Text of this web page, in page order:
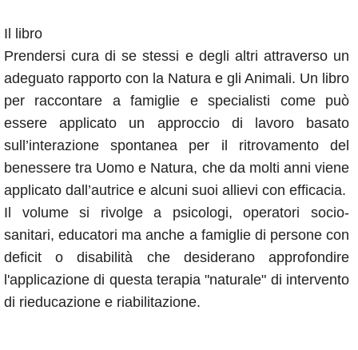
Il libro
Prendersi cura di se stessi e degli altri attraverso un
adeguato rapporto con la Natura e gli Animali. Un libro
per raccontare a famiglie e specialisti come può
essere applicato un approccio di lavoro basato
sull’interazione spontanea per il ritrovamento del
benessere tra Uomo e Natura, che da molti anni viene
applicato dall’autrice e alcuni suoi allievi con efficacia.
Il volume si rivolge a psicologi, operatori socio-
sanitari, educatori ma anche a famiglie di persone con
deficit o disabilità che desiderano approfondire
l'applicazione di questa terapia "naturale" di intervento
di rieducazione e riabilitazione.